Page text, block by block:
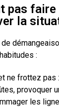
pas faire
la
:
ne frottez pas
provoquer
les